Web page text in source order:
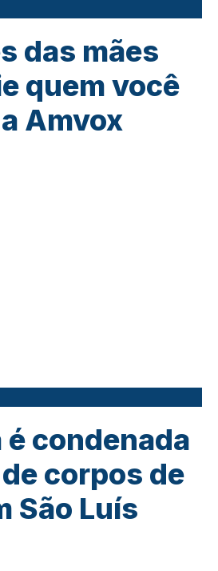
das mães
quem você
Amvox
é condenada
corpos de
São Luís